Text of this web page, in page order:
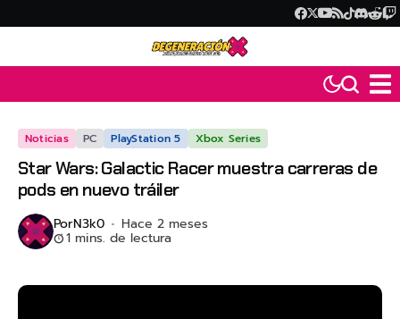
Noticias PC PlayStation 5 Xbox Series
Star Wars: Galactic Racer muestra carreras de
pods en nuevo tráiler
PorN3k0 Hace 2 meses
1 mins. de lectura